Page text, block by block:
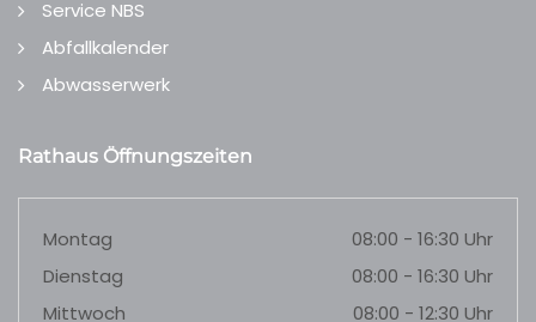
Service NBS
Abfallkalender
Abwasserwerk
Rathaus Öffnungszeiten
Montag
08:00 - 16:30 Uhr
Dienstag
08:00 - 16:30 Uhr
Mittwoch
08:00 - 12:30 Uhr